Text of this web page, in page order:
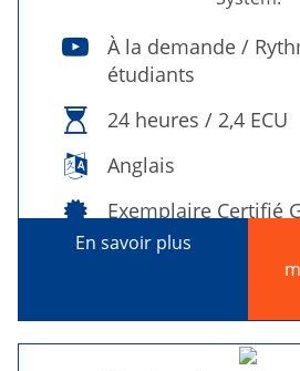
À la demande /
étudiants
24 heures / 2,4 ECU
Anglais
Exemplaire Certifié
En savoir plus